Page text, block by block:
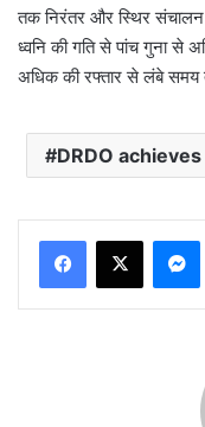
तक निरंतर और स्थिर संचालन
ध्वनि की गति से पांच गुना से
अधिक की रफ्तार से लंबे समय
DRDO